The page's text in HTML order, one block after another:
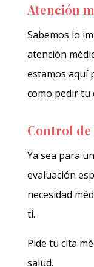
Atención
Sabemos lo
atención
estamos aquí
como pedir tu
Control de
Ya sea para
evaluación
necesidad
ti.
Pide tu cita
salud.